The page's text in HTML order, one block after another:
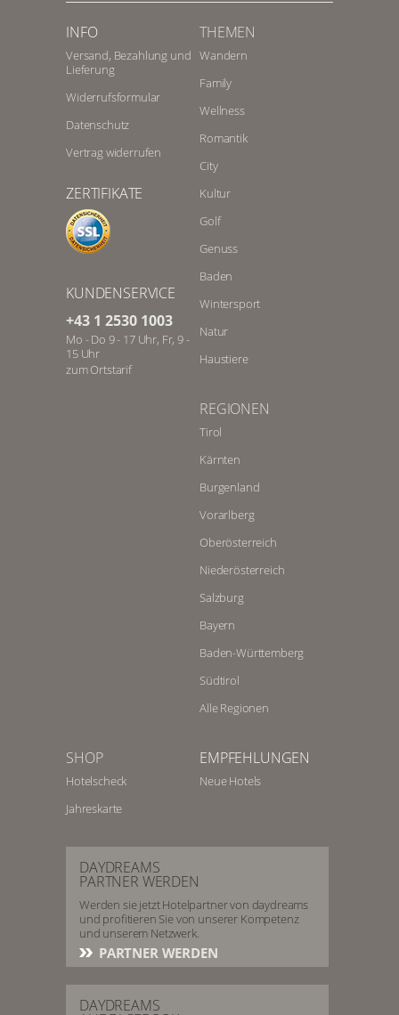
INFO
Versand, Bezahlung und
Lieferung
Widerrufsformular
Datenschutz
Vertrag widerrufen
ZERTIFIKATE
KUNDENSERVICE
+43 1 2530 1003
Mo - Do 9 - 17 Uhr, Fr, 9 -
15 Uhr
zum Ortstarif
THEMEN
Wandern
Family
Wellness
Romantik
City
Kultur
Golf
Genuss
Baden
Wintersport
Natur
Haustiere
REGIONEN
Tirol
Kärnten
Burgenland
Vorarlberg
Oberösterreich
Niederösterreich
Salzburg
Bayern
Baden-Württemberg
Südtirol
Alle Regionen
SHOP
Hotelscheck
Jahreskarte
EMPFEHLUNGEN
Neue Hotels
DAYDREAMS
PARTNER WERDEN
Werden sie jetzt Hotelpartner von daydreams
und profitieren Sie von unserer Kompetenz
und unserem Netzwerk.
PARTNER WERDEN
DAYDREAMS